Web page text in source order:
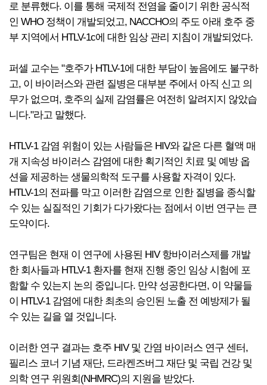
로 분류했다. 이를 통해 국제적 전염을 줄이기 위한 공식적
인 WHO 정책이 개발되었고, NACCHO의 주도 아래 호주 중
부 지역에서 HTLV-1c에 대한 임상 관리 지침이 개발되었다.
퍼셀 교수는 "호주가 HTLV-1에 대한 부담이 높음에도 불구하
고, 이 바이러스와 관련 질병은 대부분 주에서 아직 신고 의
무가 없으며, 호주의 실제 감염률은 여전히 알려지지 않았습
니다."라고 말했다.
HTLV-1 감염 위험이 있는 사람들은 HIV와 같은 다른 혈액 매
개 지속성 바이러스 감염에 대한 획기적인 치료 및 예방 옵
션을 제공하는 생물의학적 도구를 사용할 자격이 있다.
HTLV-1의 전파를 막고 이러한 감염으로 인한 질병을 종식할
수 있는 실질적인 기회가 다가왔다는 점에서 이번 연구는 큰
도약이다.
연구팀은 현재 이 연구에 사용된 HIV 항바이러스제를 개발
한 회사들과 HTLV-1 환자를 현재 진행 중인 임상 시험에 포
함할 수 있는지 논의 중입니다. 만약 성공한다면, 이 약물들
이 HTLV-1 감염에 대한 최초의 승인된 노출 전 예방제가 될
수 있는 길을 열 것입니다.
이러한 연구 결과는 호주 HIV 및 간염 바이러스 연구 센터,
필리스 코너 기념 재단, 드라켄즈버그 재단 및 국립 건강 및
의학 연구 위원회(NHMRC)의 지원을 받았다.